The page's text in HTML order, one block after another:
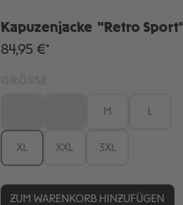
Kapuzenjacke "Retro
84,95 €*
M
XL XXL 3XL
ZUM WARENKORB HINZUFÜGEN